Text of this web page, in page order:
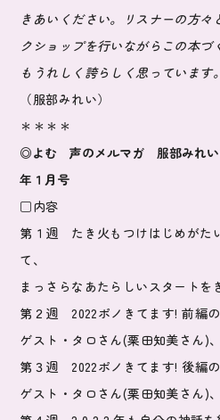
きあいください。リスナーの方々
クショップを行いながらこの本
もうれしく誇らしく思っています。
（服部みれい）
＊＊＊＊
◎よむ 声のメルマガ 服部みれい
年１月号
□内容
第１週 たき火もつけはじめがた
て、
まっさらなあたらしいスタートを
第２週 2022ポノきてます! 前編
ゲスト・タロさん(栗田知美さん)
第３週 2022ポノきてます! 後編
ゲスト・タロさん(栗田知美さん)